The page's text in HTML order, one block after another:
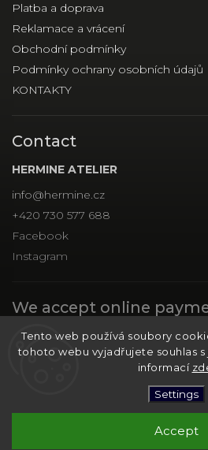
Tento web používá soubory
tohoto webu vyjadřujete souhlas s
informací
Settings
Accept
Platba a doprava
Reklamace a vrácení
Obchodní podmínky
Podmínky ochrany osobních údajů
KONTAKTY
Contact
HERMINE ATELIER
info@hermine.cz
+420 730 577 688
Facebook
Instagram
We accept online
Copyright 2026HERMINE
Edit cookie